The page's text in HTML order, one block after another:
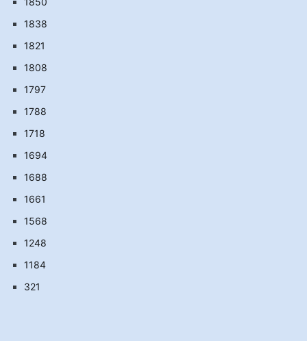
1838
1821
1808
1797
1788
1718
1694
1688
1661
1568
1248
1184
321